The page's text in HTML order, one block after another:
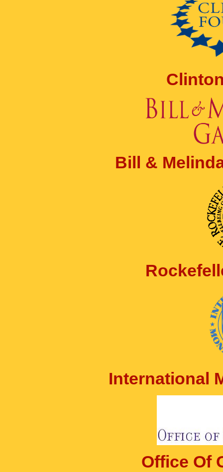
Bill &
International
Office Of